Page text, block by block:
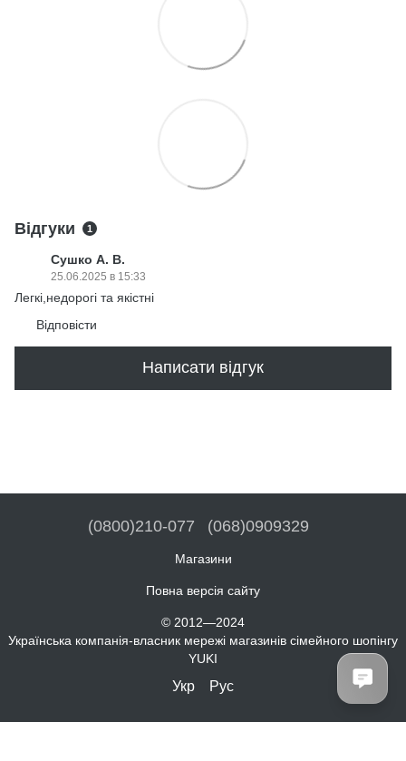
Відгуки 1
Сушко А. В.
25.06.2025 в 15:33
Легкі,недорогі та якістні
Відповісти
Написати відгук
(0800)210-077 (068)0909329
Магазини
Повна версія сайту
© 2012—2024
Українська компанія-власник мережі магазинів сімейного шопінгу
YUKI
Укр Рус